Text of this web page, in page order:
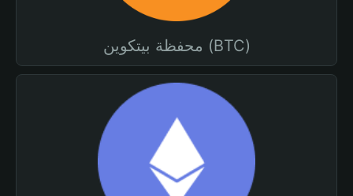
محفظة بيتكوين (BTC)